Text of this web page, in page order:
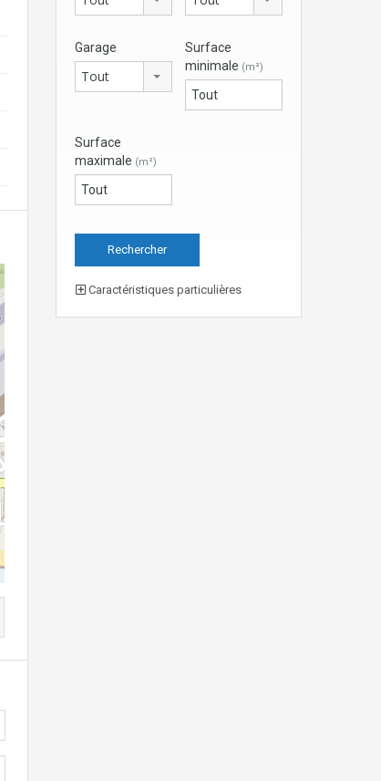
Garage
Tout
Surface
minimale (m²)
Surface
maximale (m²)
Caractéristiques particulières